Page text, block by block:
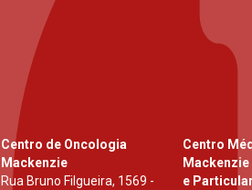
Centro de Oncologia
Mackenzie
Rua Bruno Filgueira, 1569 -
Centro
e Particular